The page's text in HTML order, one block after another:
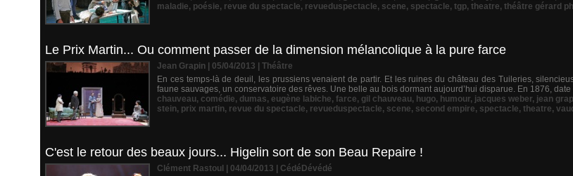
maladie, poésie, revue du spectacle, revueduspectacle, scene, spectacle, tgp, theatre, théâtre gérard
Le Prix Martin... Ou comment passer de la dimension mélancolique à la pure farce
Jean Grapin | 05/04/2013
Théâtre
En ces temps-là de deuil, les prussiens venaient de partir. Et les ruines du château des Tuileries,
faune sauvages, un conservatoire des rêves. Une belle au bois dormant aujourd’hui disparue. En 1876,
chauveau, comédie, dumas, eugène labiche, farce, gil chauveau, hugo, humour, jacques weber, jean
stein, prix martin, revue du spectacle, revueduspectacle, scene, second empire, spectacle, theatre,
C'est le retour des beaux jours... Higelin sort de son Beau Repaire !
Clément Rastoul | 04/04/2013
CédéDévédé